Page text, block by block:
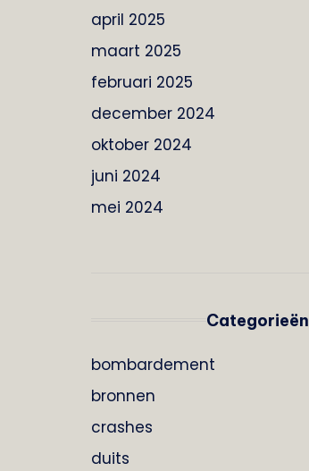
april 2025
maart 2025
februari 2025
december 2024
oktober 2024
juni 2024
mei 2024
Categorieën
bombardement
bronnen
crashes
duits